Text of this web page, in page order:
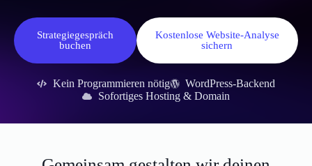
Strategiegespräch
buchen
Kostenlose Website-Analyse
sichern
Kein Programmieren nötig
WordPress-Backend
Sofortiges Hosting & Domain